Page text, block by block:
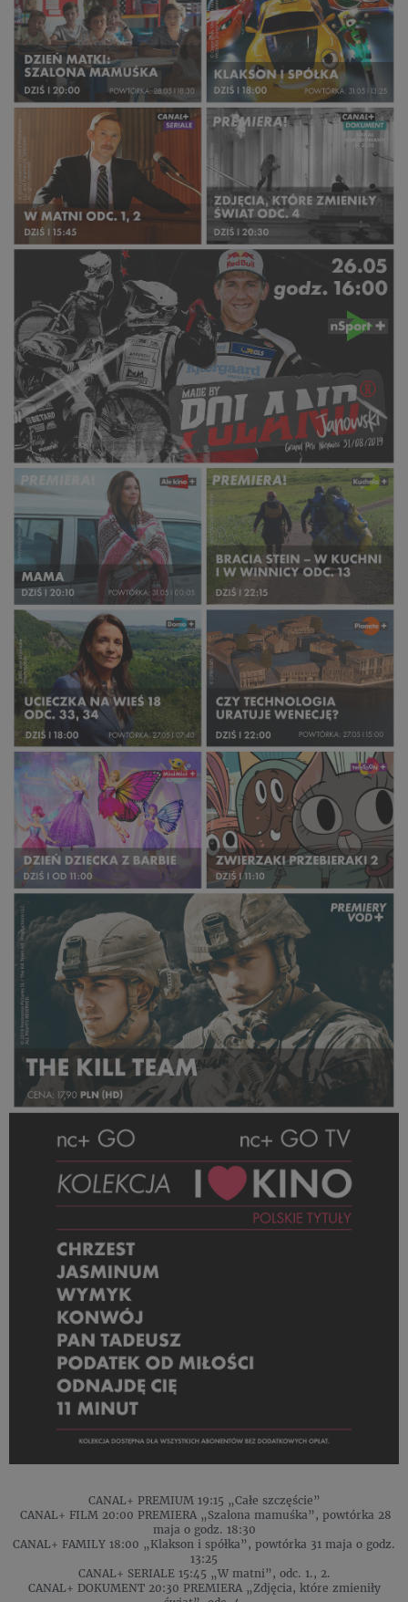
CANAL+ PREMIUM 19:15 „Całe szczęście”
CANAL+ FILM 20:00 PREMIERA „Szalona mamuśka”, powtórka 28
maja o godz. 18:30
CANAL+ FAMILY 18:00 „Klakson i spółka”, powtórka 31 maja o godz.
13:25
CANAL+ SERIALE 15:45 „W matni”, odc. 1., 2.
CANAL+ DOKUMENT 20:30 PREMIERA „Zdjęcia, które zmieniły